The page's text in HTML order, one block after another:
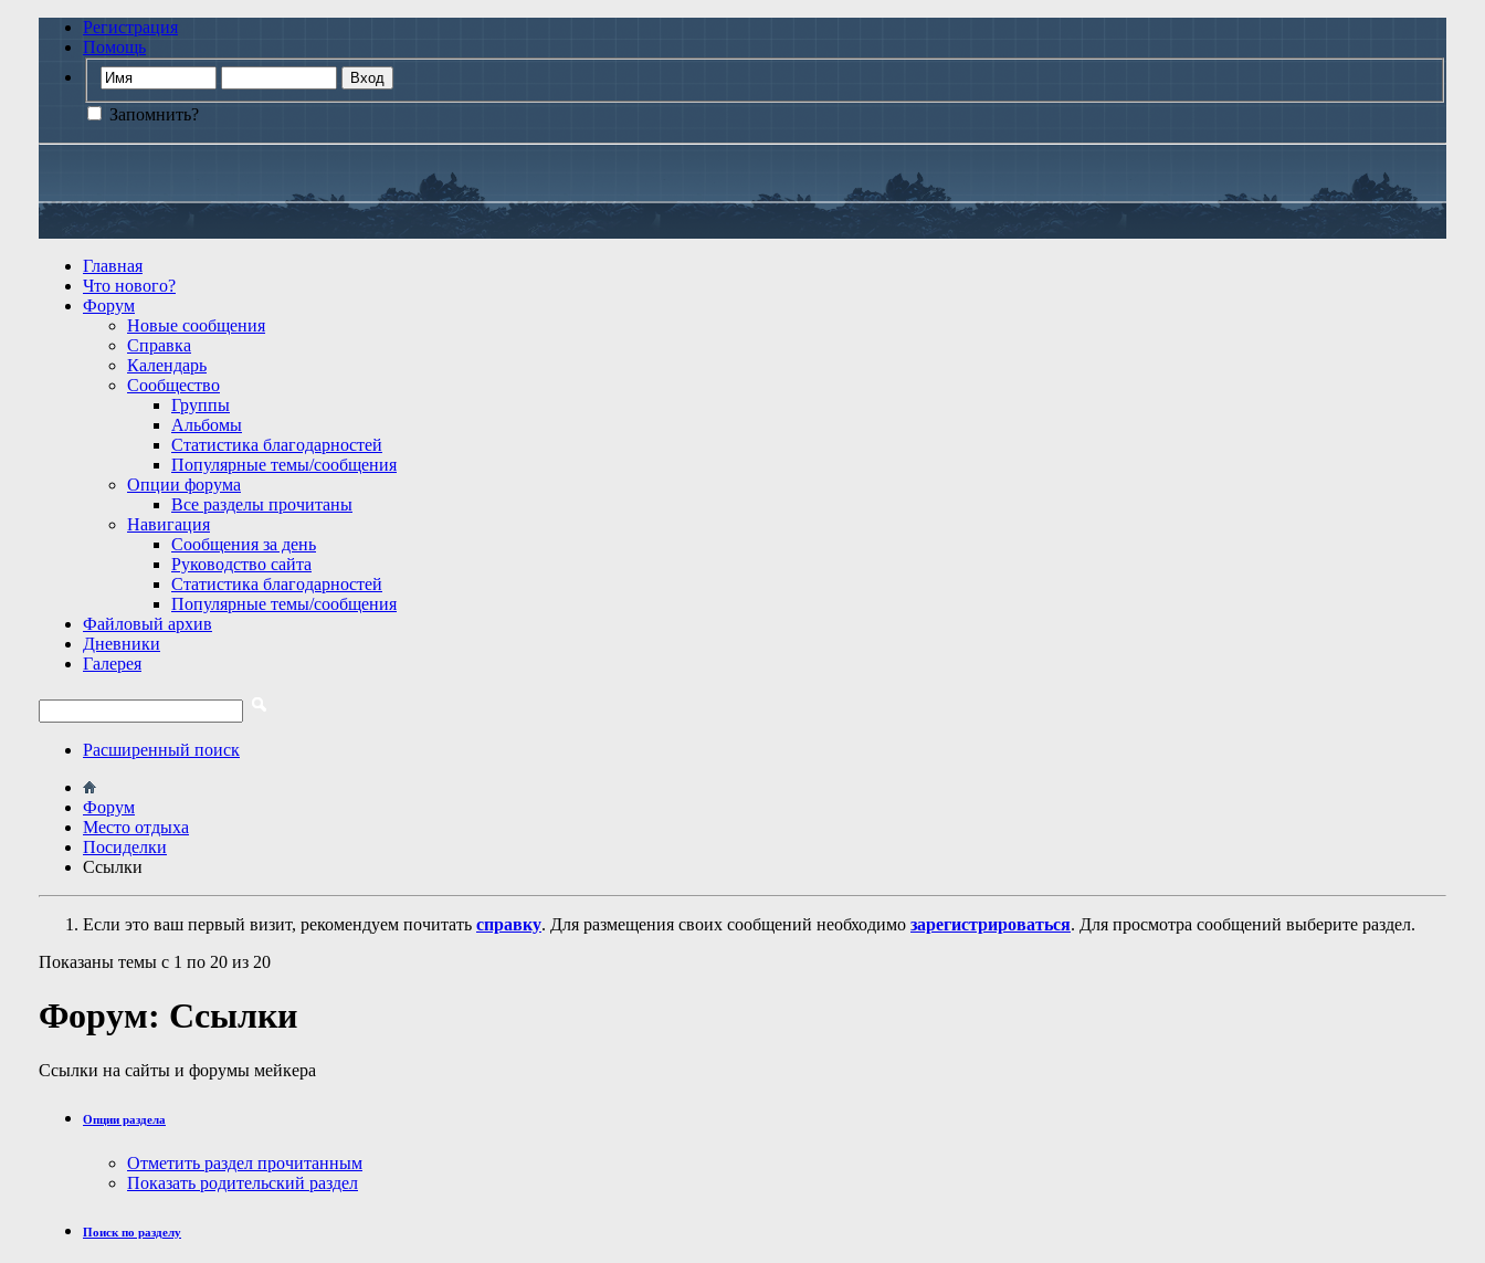
Регистрация
Помощь
Запомнить?
Главная
Что нового?
Форум
Новые сообщения
Справка
Календарь
Сообщество
Группы
Альбомы
Статистика благодарностей
Популярные темы/сообщения
Опции форума
Все разделы прочитаны
Навигация
Сообщения за день
Руководство сайта
Статистика благодарностей
Популярные темы/сообщения
Файловый архив
Дневники
Галерея
Расширенный поиск
Форум
Место отдыха
Посиделки
Ссылки
Если это ваш первый визит, рекомендуем почитать справку. Для размещения своих сообщений необходимо зарегистрироваться. Для просмотра сообщений выберите раздел.
Показаны темы с 1 по 20 из 20
Форум: Ссылки
Ссылки на сайты и форумы мейкера
Опции раздела
Отметить раздел прочитанным
Показать родительский раздел
Поиск по разделу